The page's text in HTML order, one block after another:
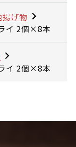
揚げ物
イ 2個×8本
イ 2個×8本